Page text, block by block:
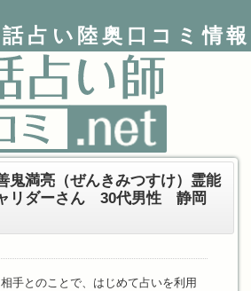
話占い陸奥口コミ情報
満亮（ぜんきみつすけ）霊能
リダーさん 30代男性 静岡
手とのことで、はじめて占いを利用